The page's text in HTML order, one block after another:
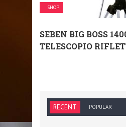
SHOP
SEBEN BIG BOSS
TELESCOPIO
RECENT POPULAR